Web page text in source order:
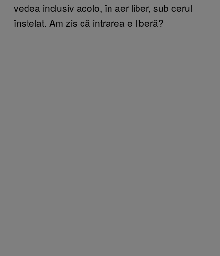
vedea inclusiv acolo, în aer liber, sub cerul
înstelat. Am zis că intrarea e liberă?